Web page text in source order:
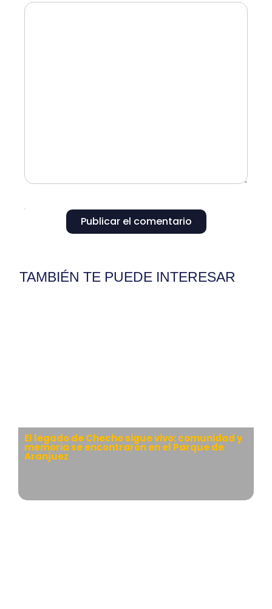
Publicar el comentario
TAMBIÉN TE PUEDE INTERESAR
El legado de Checho sigue vivo: comunidad y
memoria se encontraron en el Parque de
Aranjuez